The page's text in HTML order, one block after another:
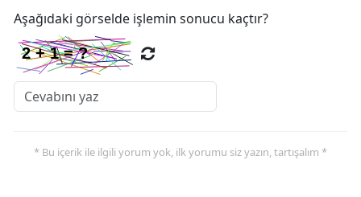
Aşağıdaki görselde işlemin sonucu kaçtır?
* Bu içerik ile ilgili yorum yok, ilk yorumu siz yazın, tartışalım *